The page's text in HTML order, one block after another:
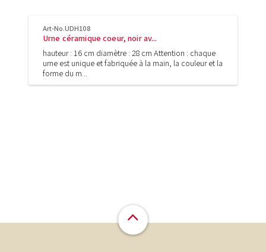
Art-No.UDH108
Urne céramique coeur, noir av...
hauteur : 16 cm diamètre : 28 cm Attention : chaque
urne est unique et fabriquée à la main, la couleur et la
forme du m...